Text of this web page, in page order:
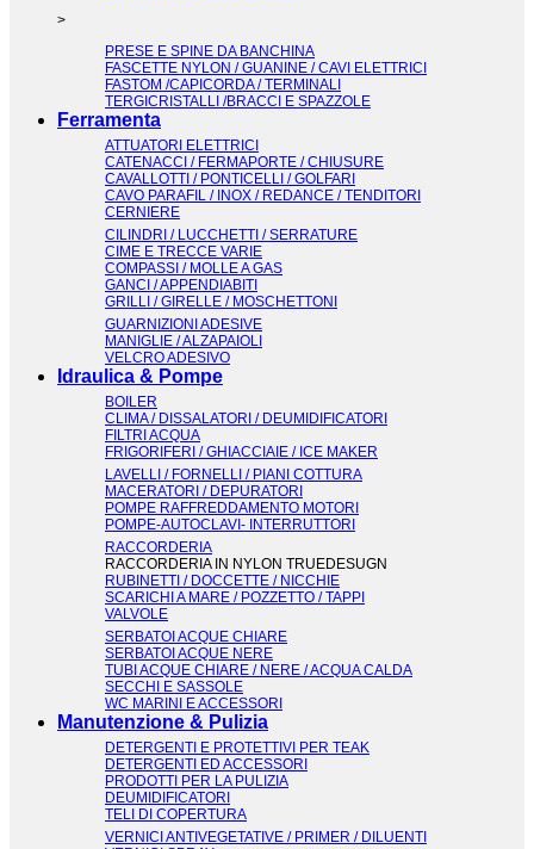
>
PRESE E SPINE DA BANCHINA
FASCETTE NYLON / GUANINE / CAVI ELETTRICI
FASTOM /CAPICORDA / TERMINALI
TERGICRISTALLI /BRACCI E SPAZZOLE
Ferramenta
ATTUATORI ELETTRICI
CATENACCI / FERMAPORTE / CHIUSURE
CAVALLOTTI / PONTICELLI / GOLFARI
CAVO PARAFIL / INOX / REDANCE / TENDITORI
CERNIERE
CILINDRI / LUCCHETTI / SERRATURE
CIME E TRECCE VARIE
COMPASSI / MOLLE A GAS
GANCI / APPENDIABITI
GRILLI / GIRELLE / MOSCHETTONI
GUARNIZIONI ADESIVE
MANIGLIE / ALZAPAIOLI
VELCRO ADESIVO
Idraulica & Pompe
BOILER
CLIMA / DISSALATORI / DEUMIDIFICATORI
FILTRI ACQUA
FRIGORIFERI / GHIACCIAIE / ICE MAKER
LAVELLI / FORNELLI / PIANI COTTURA
MACERATORI / DEPURATORI
POMPE RAFFREDDAMENTO MOTORI
POMPE-AUTOCLAVI- INTERRUTTORI
RACCORDERIA
RACCORDERIA IN NYLON TRUEDESUGN
RUBINETTI / DOCCETTE / NICCHIE
SCARICHI A MARE / POZZETTO / TAPPI
VALVOLE
SERBATOI ACQUE CHIARE
SERBATOI ACQUE NERE
TUBI ACQUE CHIARE / NERE / ACQUA CALDA
SECCHI E SASSOLE
WC MARINI E ACCESSORI
Manutenzione & Pulizia
DETERGENTI E PROTETTIVI PER TEAK
DETERGENTI ED ACCESSORI
PRODOTTI PER LA PULIZIA
DEUMIDIFICATORI
TELI DI COPERTURA
VERNICI ANTIVEGETATIVE / PRIMER / DILUENTI